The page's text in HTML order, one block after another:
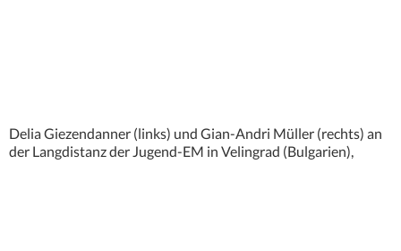
Delia Giezendanner (links) und Gian-Andri Müller (rechts) an
der Langdistanz der Jugend-EM in Velingrad (Bulgarien),